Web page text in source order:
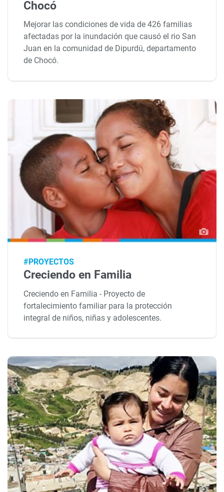
Chocó
Mejorar las condiciones de vida de 426 familias
afectadas por la inundación que causó el rio San
Juan en la comunidad de Dipurdú, departamento
de Chocó.
#PROYECTOS
Creciendo en Familia
Creciendo en Familia - Proyecto de
fortalecimiento familiar para la protección
integral de niños, niñas y adolescentes.